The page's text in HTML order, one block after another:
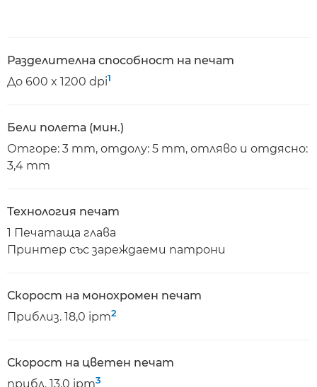
Разделителна способност на печат
До 600 x 1200 dpi1
Бели полета (мин.)
Отгоре: 3 mm, отдолу: 5 mm, отляво и отдясно:
3,4 mm
Технология печат
1 Печатаща глава
Принтер със зареждаеми патрони
Скорост на монохромен печат
Приблиз. 18,0 ipm2
Скорост на цветен печат
прибл. 13,0 ipm3